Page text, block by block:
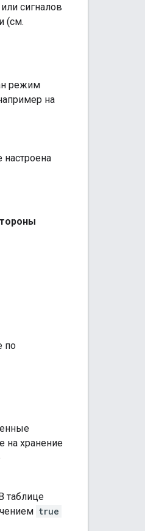
сигналов
(см.
режим
на
настроена
по
на хранение
таблице
true